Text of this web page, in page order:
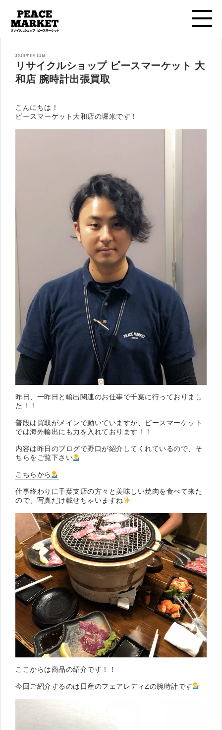
投
2018年8月31日
リサイクルショップ ピースマーケット 大
和店 腕時計出張買取
こんにちは！
ピースマーケット大和店の堀米です！
昨日、一昨日と輸出関連のお仕事で千葉に行っておりまし
た！！
普段は買取がメインで動いていますが、ピースマーケット
では海外輸出にも力を入れております！！
内容は昨日のブログで野口が紹介してくれているので、そ
ちらをご覧下さい
こちらから
仕事終わりに千葉支店の方々と美味しい焼肉を食べて来た
ので、写真だけ載せちゃいますね
ここからは商品の紹介です！！
今回ご紹介するのは日産のフェアレディZの腕時計です